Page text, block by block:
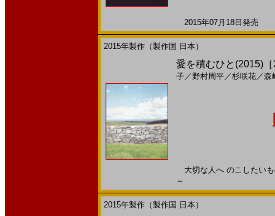
2015年07月18日発売
2015年製作（製作国 日本）
愛を積むひと(2015)
子／ 野村周平／杉咲花／森
大切な人へ のこしたい
～
2015年製作（製作国 日本）